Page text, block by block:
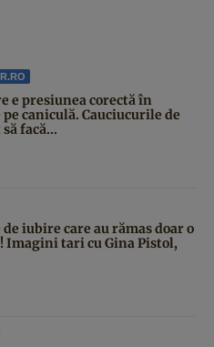
e presiunea corectă în
caniculă. Cauciucurile de
facă...
iubire care au rămas doar o
tari cu Gina Pistol,